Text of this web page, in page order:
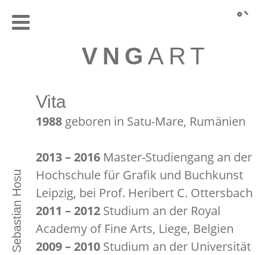
VNG ART
Sebastian Hosu
Vita
1988 geboren in Satu-Mare, Rumänien
2013 – 2016 Master-Studiengang an der
Hochschule für Grafik und Buchkunst
Leipzig, bei Prof. Heribert C. Ottersbach
2011 – 2012 Studium an der Royal
Academy of Fine Arts, Liege, Belgien
2009 – 2010 Studium an der Universität